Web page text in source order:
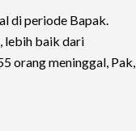
di periode Bapak.
lebih baik dari
orang meninggal, Pak,